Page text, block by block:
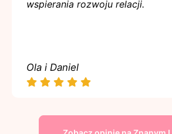
wspierania rozwoju relacji.
Ola i Daniel